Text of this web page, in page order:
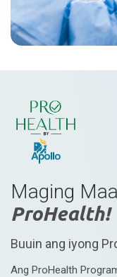
Maging
ProHealth!
Buuin ang iyong
Ang ProHealth